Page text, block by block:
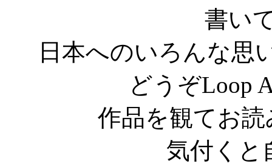
書い
日本へのいろんな思
どうぞLoop
作品を観てお
気付くと